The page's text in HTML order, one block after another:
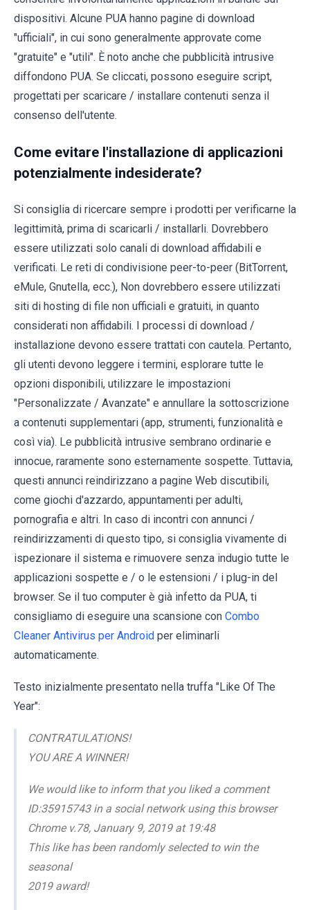
dispositivi. Alcune PUA hanno pagine di download
"ufficiali", in cui sono generalmente approvate come
"gratuite" e "utili". È noto anche che pubblicità intrusive
diffondono PUA. Se cliccati, possono eseguire script,
progettati per scaricare / installare contenuti senza il
consenso dell'utente.
Come evitare l'installazione di applicazioni
potenzialmente indesiderate?
Si consiglia di ricercare sempre i prodotti per verificarne la
legittimità, prima di scaricarli / installarli. Dovrebbero
essere utilizzati solo canali di download affidabili e
verificati. Le reti di condivisione peer-to-peer (BitTorrent,
eMule, Gnutella, ecc.), Non dovrebbero essere utilizzati
siti di hosting di file non ufficiali e gratuiti, in quanto
considerati non affidabili. I processi di download /
installazione devono essere trattati con cautela. Pertanto,
gli utenti devono leggere i termini, esplorare tutte le
opzioni disponibili, utilizzare le impostazioni
"Personalizzate / Avanzate" e annullare la sottoscrizione
a contenuti supplementari (app, strumenti, funzionalità e
così via). Le pubblicità intrusive sembrano ordinarie e
innocue, raramente sono esternamente sospette. Tuttavia,
questi annunci reindirizzano a pagine Web discutibili,
come giochi d'azzardo, appuntamenti per adulti,
pornografia e altri. In caso di incontri con annunci /
reindirizzamenti di questo tipo, si consiglia vivamente di
ispezionare il sistema e rimuovere senza indugio tutte le
applicazioni sospette e / o le estensioni / i plug-in del
browser. Se il tuo computer è già infetto da PUA, ti
consigliamo di eseguire una scansione con Combo
Cleaner Antivirus per Android per eliminarli
automaticamente.
Testo inizialmente presentato nella truffa "Like Of The
Year":
CONTRATULATIONS!
YOU ARE A WINNER!
We would like to inform that you liked a comment
ID:35915743 in a social network using this browser
Chrome v.78, January 9, 2019 at 19:48
This like has been randomly selected to win the
seasonal
2019 award!